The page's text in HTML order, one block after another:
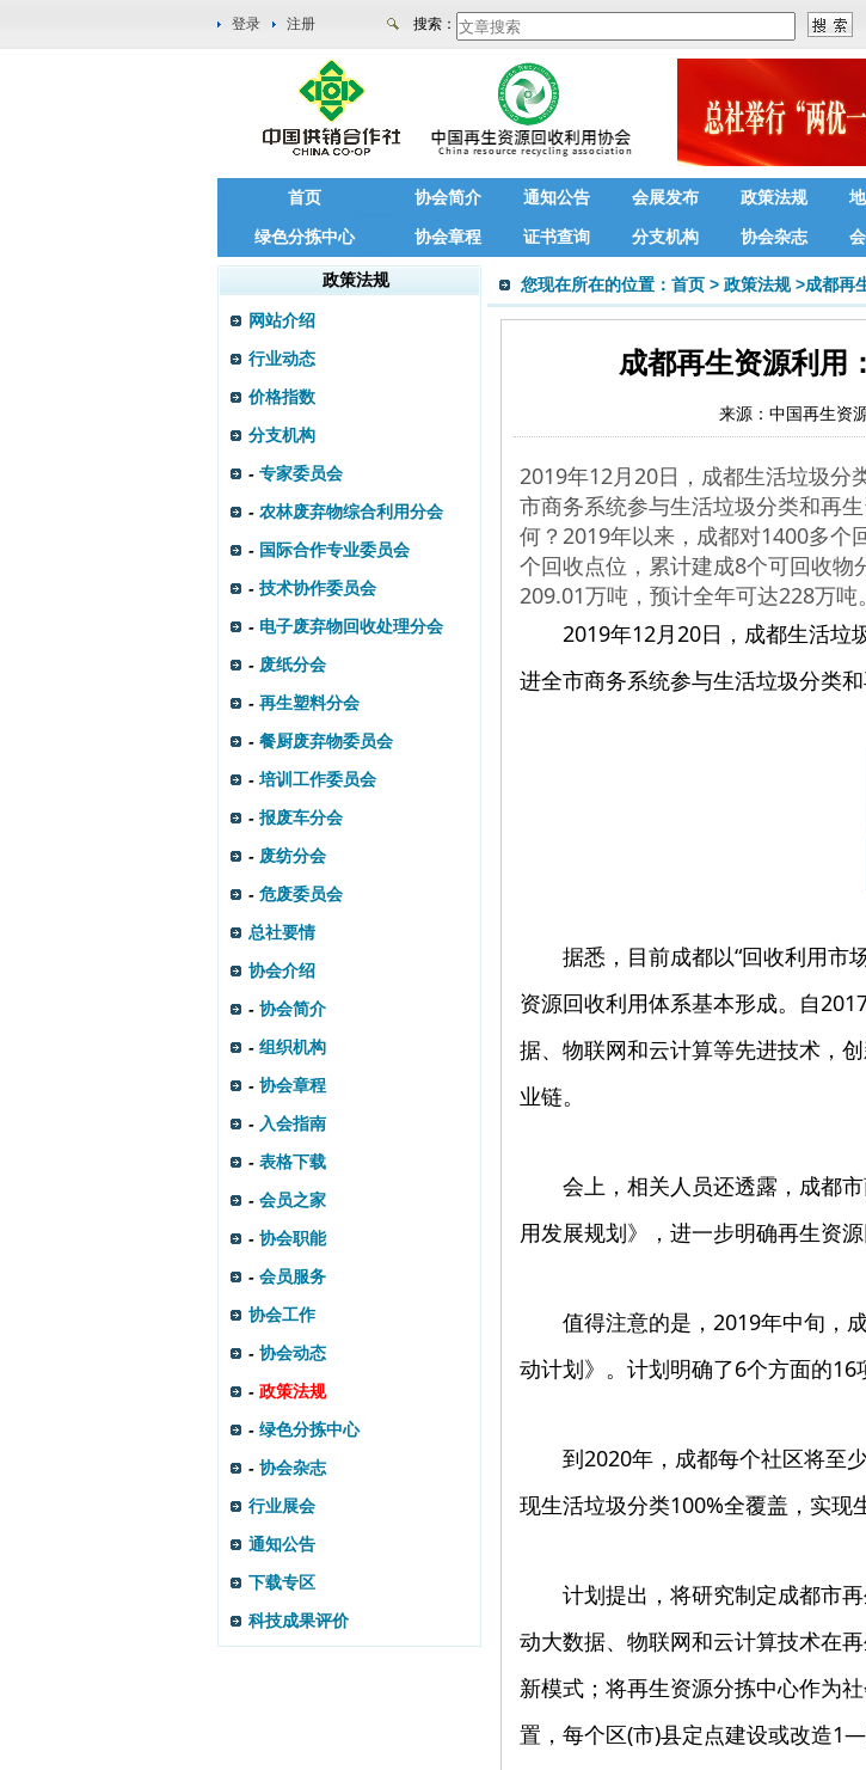
登录 注册 搜索：
首页 协会简介 通知公告 会展发布 政策法规
绿色分拣中心 协会章程 证书查询 分支机构 协会杂志
政策法规
网站介绍
行业动态
价格指数
分支机构
- 专家委员会
- 农林废弃物综合利用分会
- 国际合作专业委员会
- 技术协作委员会
- 电子废弃物回收处理分会
- 废纸分会
- 再生塑料分会
- 餐厨废弃物委员会
-培训工作委员会
- 报废车分会
- 废纺分会
- 危废委员会
总社要情
协会介绍
- 协会简介
- 组织机构
- 协会章程
- 入会指南
- 表格下载
- 会员之家
- 协会职能
- 会员服务
协会工作
- 协会动态
- 政策法规
- 绿色分拣中心
- 协会杂志
行业展会
通知公告
下载专区
科技成果评价
您现在所在的位置： 首页 > 政策法规 >成都再
成都再生资源利用
来源： 中国再生资
2019年12月20日，成都生活垃圾分
市商务系统参与生活垃圾分类和再
何？2019年以来，成都对1400多个
个回收点位，累计建成8个可回收
209.01万吨，预计全年可达228万吨。
2019年12月20日，成都生活垃
进全市商务系统参与生活垃圾分类和
据悉，目前成都以“回收利用市
资源回收利用体系基本形成。自
据、物联网和云计算等先进技术，
业链。
会上，相关人员还透露，成都
用发展规划》，进一步明确再生资
值得注意的是，2019年中旬，
动计划》。计划明确了6个方面的16
到2020年，成都每个社区将至
现生活垃圾分类100%全覆盖，实现
计划提出，将研究制定成都市
动大数据、物联网和云计算技术在
新模式；将再生资源分拣中心作为
置，每个区(市)县定点建设或改造